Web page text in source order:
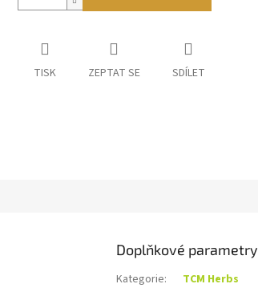
TISK ZEPTAT SE SDÍLET
Doplňkové parametry
Kategorie:
TCM Herbs